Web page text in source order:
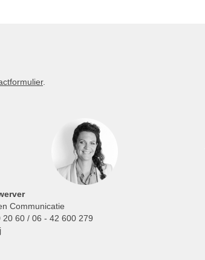
.
Communicatie
20 60 / 06 - 42 600 279